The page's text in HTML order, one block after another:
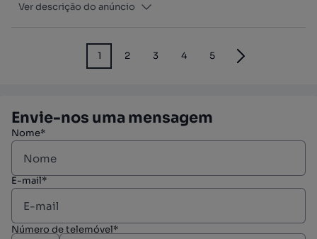
Ver descrição do anúncio
1 2 3 4 5
Envie-nos uma mensagem
Nome*
E-mail*
Número de telemóvel*